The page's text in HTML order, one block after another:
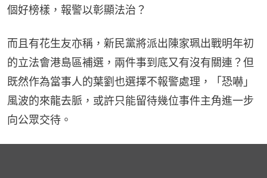
個好榜樣，報警以彰顯法治？
而且有花生友亦稱，新民黨將派出陳家珮出戰明年初
的立法會港島區補選，兩件事到底又有沒有關連？但
既然作為當事人的葉劉也選擇不報警處理，「恐嚇」
風波的來龍去脈，或許只能留待幾位事件主角進一步
向公眾交待。